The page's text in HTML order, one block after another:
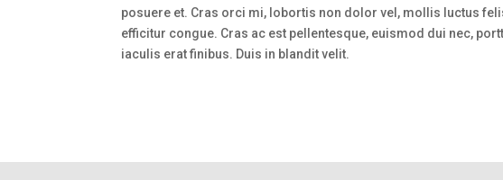
posuere et. Cras orci mi, lobortis non dolor vel, mollis luctus
efficitur congue. Cras ac est pellentesque, euismod dui nec,
iaculis erat finibus. Duis in blandit velit.